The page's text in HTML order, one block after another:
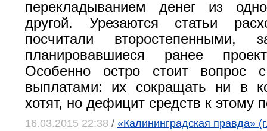
перекладыванием денег из
другой. Урезаются статьи
посчитали второстепенными,
планировавшиеся ранее
Особенно остро стоит вопрос
выплатами: их сокращать ни в
хотят, но дефицит средств к этому
16.03.2015 22:38 / «Калининградская правда»